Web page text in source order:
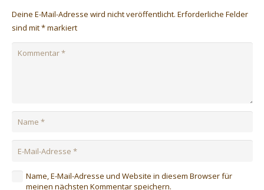
Deine E-Mail-Adresse wird nicht veröffentlicht. Erforderliche Felder
sind mit*markiert
Name, E-Mail-Adresse und Website in diesem Browser für
meinen nächsten Kommentar speichern.